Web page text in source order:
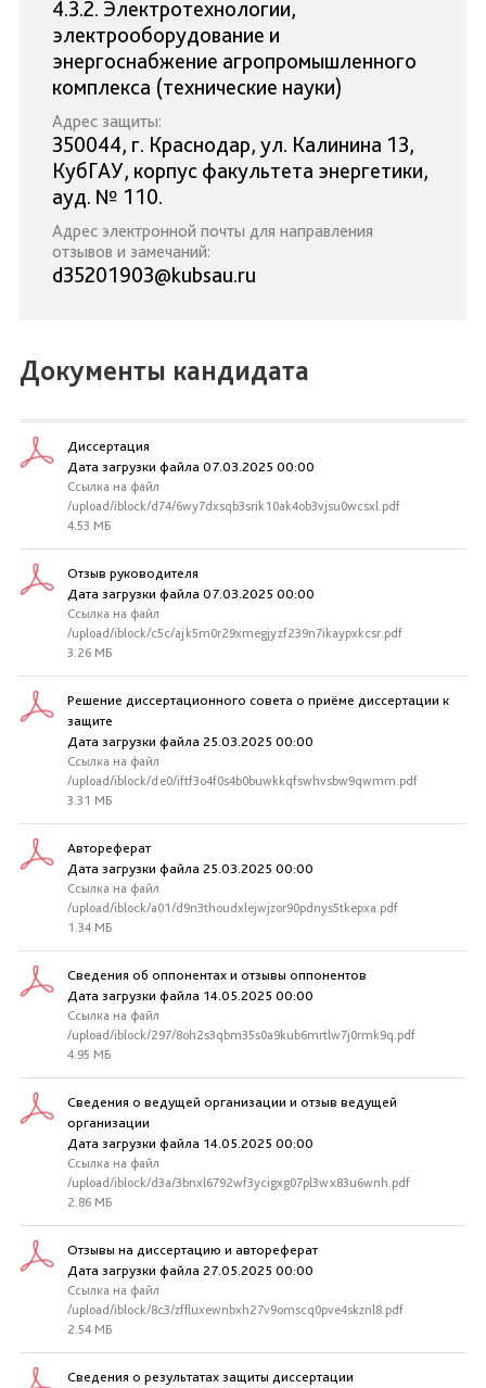
4.3.2. Электротехнологии,
электрооборудование и
энергоснабжение агропромышленного
комплекса (технические науки)
Адрес защиты:
350044, г. Краснодар, ул. Калинина 13,
КубГАУ, корпус факультета энергетики,
ауд. № 110.
Адрес электронной почты для направления
отзывов и замечаний:
d35201903@kubsau.ru
Документы кандидата
Диссертация
Дата загрузки файла 07.03.2025 00:00
Ссылка на файл
/upload/iblock/d74/6wy7dxsqb3srik10ak4ob3vjsu0wcsxl.pdf
4.53 МБ
Отзыв руководителя
Дата загрузки файла 07.03.2025 00:00
Ссылка на файл
/upload/iblock/c5c/ajk5m0r29xmegjyzf239n7ikaypxkcsr.pdf
3.26 МБ
Решение диссертационного совета о приёме диссертации к
защите
Дата загрузки файла 25.03.2025 00:00
Ссылка на файл
/upload/iblock/de0/iftf3o4f0s4b0buwkkqfswhvsbw9qwmm.pdf
3.31 МБ
Автореферат
Дата загрузки файла 25.03.2025 00:00
Ссылка на файл
/upload/iblock/a01/d9n3thoudxlejwjzor90pdnys5tkepxa.pdf
1.34 МБ
Сведения об оппонентах и отзывы оппонентов
Дата загрузки файла 14.05.2025 00:00
Ссылка на файл
/upload/iblock/297/8oh2s3qbm35s0a9kub6mrtlw7j0rmk9q.pdf
4.95 МБ
Сведения о ведущей организации и отзыв ведущей
организации
Дата загрузки файла 14.05.2025 00:00
Ссылка на файл
/upload/iblock/d3a/3bnxl6792wf3ycigxg07pl3wx83u6wnh.pdf
2.86 МБ
Отзывы на диссертацию и автореферат
Дата загрузки файла 27.05.2025 00:00
Ссылка на файл
/upload/iblock/8c3/zffluxewnbxh27v9omscq0pve4skznl8.pdf
2.54 МБ
Сведения о результатах защиты диссертации